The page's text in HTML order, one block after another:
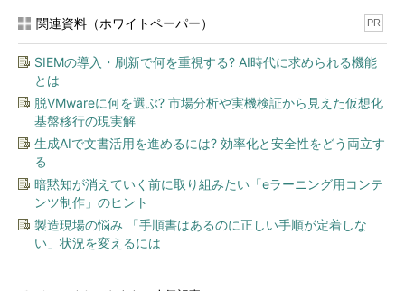
関連資料（ホワイトペーパー） PR
SIEMの導入・刷新で何を重視する? AI時代に求められる機能
とは
脱VMwareに何を選ぶ? 市場分析や実機検証から見えた仮想化
基盤移行の現実解
生成AIで文書活用を進めるには? 効率化と安全性をどう両立す
る
暗黙知が消えていく前に取り組みたい「eラーニング用コンテ
ンツ制作」のヒント
製造現場の悩み 「手順書はあるのに正しい手順が定着しな
い」状況を変えるには